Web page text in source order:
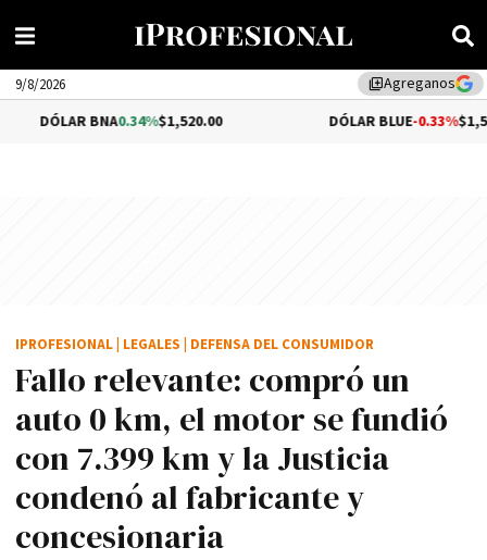
library_addAgreganos
9/8/2026
BNA0.34% $1,520.00 DÓLAR BLUE-0.33%$1,540.00
Fallo relevante: compró un
auto 0 km, el motor se fundió
con 7.399 km y la Justicia
condenó al fabricante y
concesionaria
IPROFESIONAL LEGALES DEFENSA DEL CONSUMIDOR